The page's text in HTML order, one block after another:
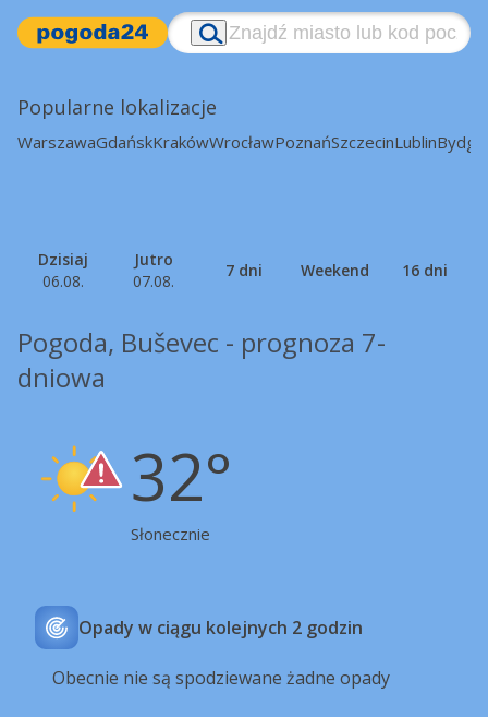
Popularne lokalizacje
WarszawaGdańskKrakówWrocławPoznańSzczecinLublin
Dzisiaj
06.08.
Jutro
07.08.
7 dni Weekend 16 dni
Pogoda, Buševec - prognoza 7-
dniowa
32°
Słonecznie
Opady w ciągu kolejnych 2 godzin
Obecnie nie są spodziewane żadne opady